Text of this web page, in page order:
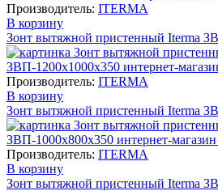
Производитель: ITERMA
В корзину
Зонт вытяжной пристенный Iterma
Производитель: ITERMA
В корзину
Зонт вытяжной пристенный Iterma
Производитель: ITERMA
В корзину
Зонт вытяжной пристенный Iterma